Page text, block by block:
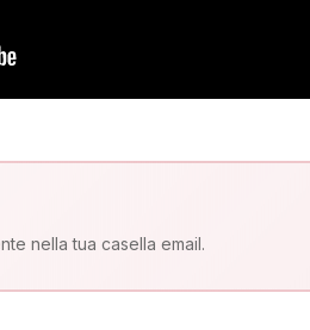
nella tua casella email.